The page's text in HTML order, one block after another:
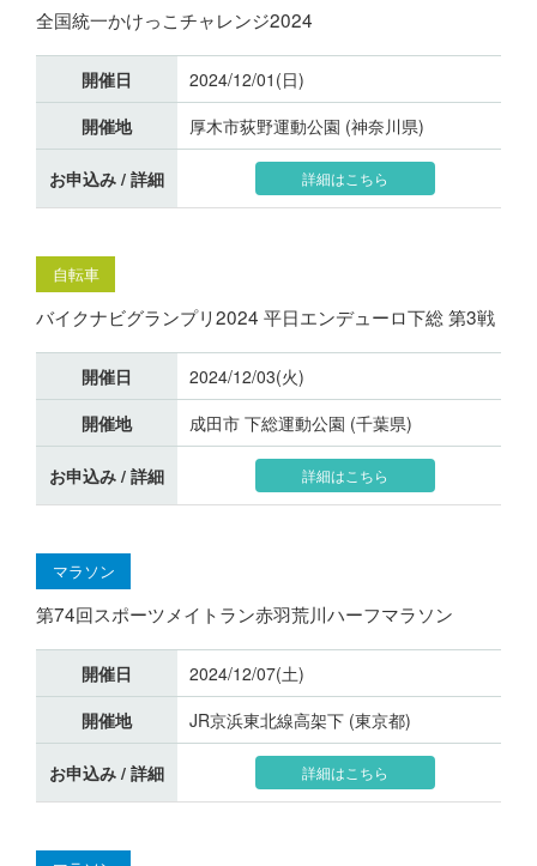
全国統一かけっこチャレンジ2024
開催日
2024/12/01(日)
開催地
厚木市荻野運動公園 (神奈川県)
お申込み / 詳細 詳細はこちら
自転車
バイクナビグランプリ2024 平日エンデューロ下総 第3戦
開催日
2024/12/03(火)
開催地
成田市 下総運動公園 (千葉県)
お申込み / 詳細 詳細はこちら
マラソン
第74回スポーツメイトラン赤羽荒川ハーフマラソン
開催日
2024/12/07(土)
開催地
JR京浜東北線高架下 (東京都)
お申込み / 詳細 詳細はこちら